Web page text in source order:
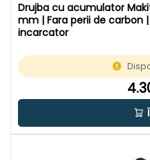
Drujba cu acumulator
mm | Fara perii de carbon
incarcator